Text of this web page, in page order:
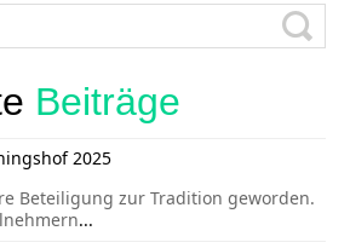
Beiträge
2025
Beteiligung zur Tradition geworden.
...